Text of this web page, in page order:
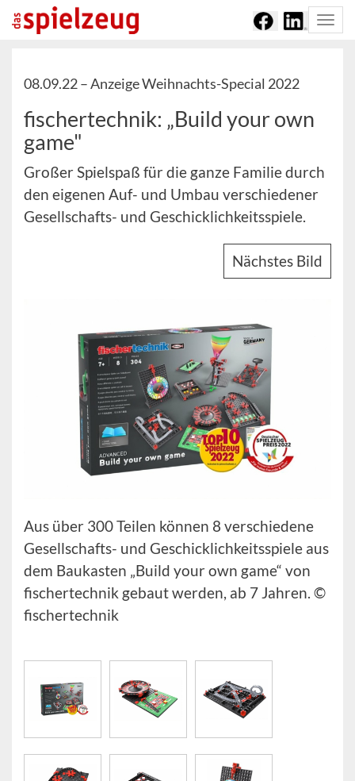
08.09.22 –Anzeige Weihnachts-Special 2022
fischertechnik: „Build your own
game"
Großer Spielspaß für die ganze Familie durch
den eigenen Auf- und Umbau verschiedener
Gesellschafts- und Geschicklichkeitsspiele.
Nächstes Bild
Aus über 300 Teilen können 8 verschiedene
Gesellschafts- und Geschicklichkeitsspiele aus
dem Baukasten „Build your own game“ von
fischertechnik gebaut werden, ab 7 Jahren. ©
fischertechnik